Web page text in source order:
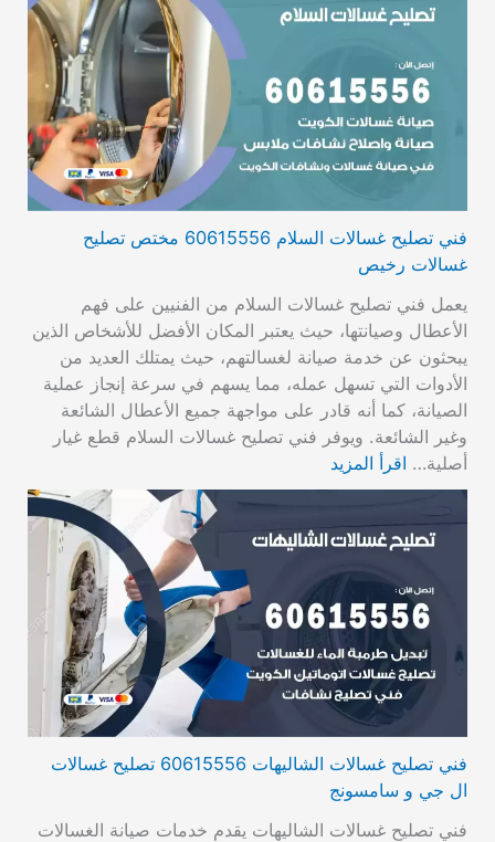
فني تصليح غسالات السلام 60615556 مختص تصليح
غسالات رخيص
يعمل فني تصليح غسالات السلام من الفنيين على فهم
الأعطال وصيانتها، حيث يعتبر المكان الأفضل للأشخاص الذين
يبحثون عن خدمة صيانة لغسالتهم، حيث يمتلك العديد من
الأدوات التي تسهل عمله، مما يسهم في سرعة إنجاز عملية
الصيانة، كما أنه قادر على مواجهة جميع الأعطال الشائعة
وغير الشائعة. ويوفر فني تصليح غسالات السلام قطع غيار
أصلية… اقرأ المزيد
فني تصليح غسالات الشاليهات 60615556 تصليح غسالات
ال جي و سامسونج
فني تصليح غسالات الشاليهات يقدم خدمات صيانة الغسالات